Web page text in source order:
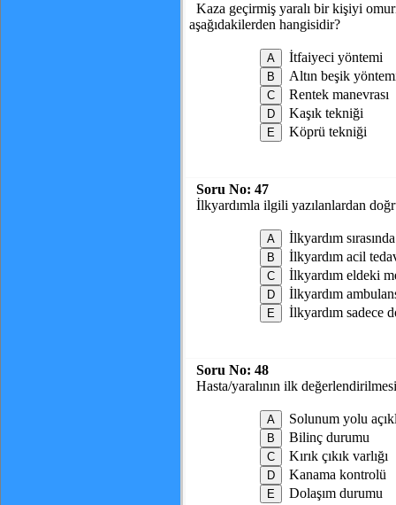
Kaza geçirmiş yaralı bir kişiyi
aşağıdakilerden hangisidir?
İtfaiyeci yöntemi
Altın beşik
Rentek manevrası
Kaşık tekniği
Köprü tekniği
Soru No: 47
İlkyardımla ilgili yazılanlardan
İlkyardım
İlkyardım acil
İlkyardım eldeki
İlkyardım
İlkyardım sadece
Soru No: 48
Hasta/yaralının ilk
Solunum yolu
Bilinç durumu
Kırık çıkık varlığı
Kanama kontrolü
Dolaşım durumu